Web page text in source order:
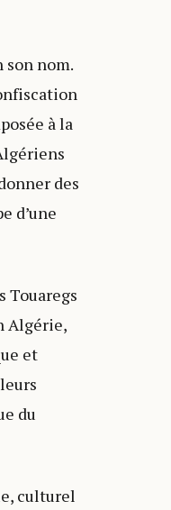
nom.
à la
des
d’une
Touaregs
Algérie,
et
du
culturel